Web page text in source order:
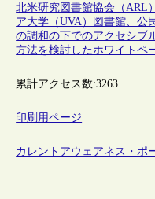
北米研究図書館協会（ARL
ア大学（UVA）図書館、公
の調和の下でのアクセシブ
方法を検討したホワイトペ
累計アクセス数:3263
印刷用ページ
カレントアウェアネス・ポ